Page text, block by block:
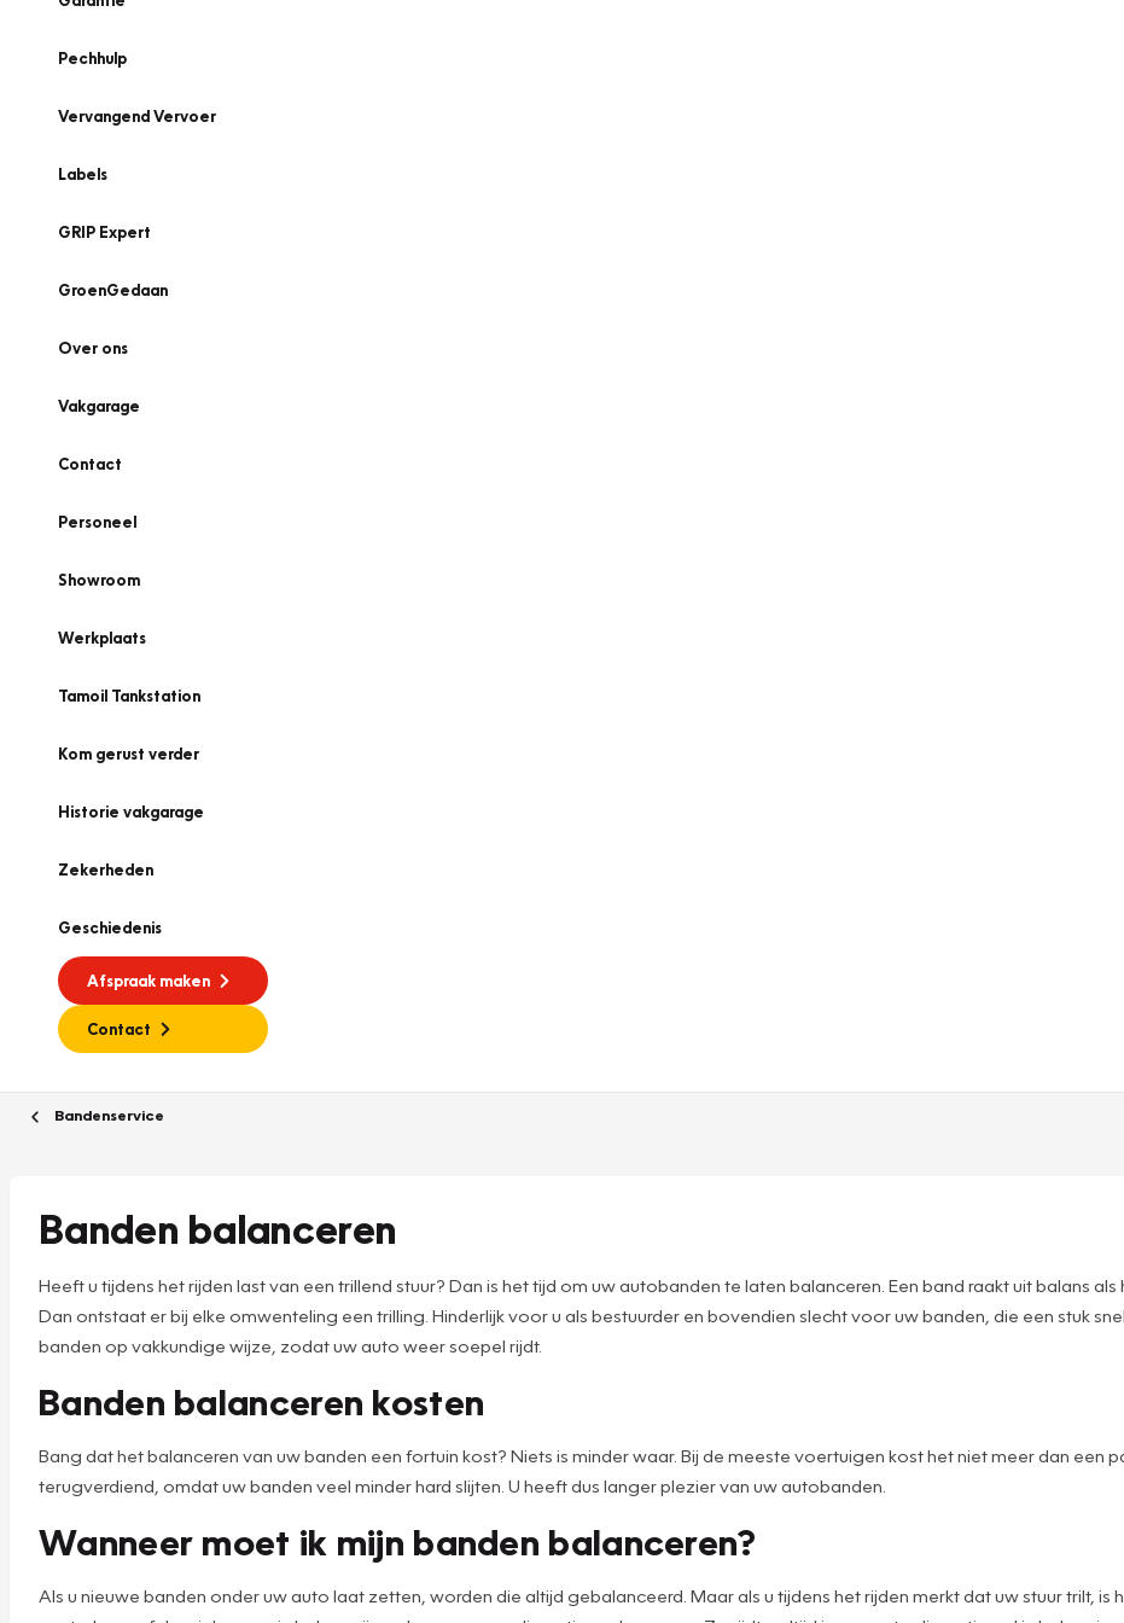
Pechhulp
Vervangend Vervoer
Labels
GRIP Expert
GroenGedaan
Over ons
Vakgarage
Contact
Personeel
Showroom
Werkplaats
Tamoil Tankstation
Kom gerust verder
Historie vakgarage
Zekerheden
Geschiedenis
Afspraak maken
Contact
Bandenservice
Banden balanceren
Heeft u tijdens het rijden last van een trillend stuur? Dan is het tijd om uw autobanden te laten balanceren. Een band raakt uit balans
Dan ontstaat er bij elke omwenteling een trilling. Hinderlijk voor u als bestuurder en bovendien slecht voor uw banden, die een stuk
banden op vakkundige wijze, zodat uw auto weer soepel rijdt.
Banden balanceren kosten
Bang dat het balanceren van uw banden een fortuin kost? Niets is minder waar. Bij de meeste voertuigen kost het niet meer dan een
terugverdiend, omdat uw banden veel minder hard slijten. U heeft dus langer plezier van uw autobanden.
Wanneer moet ik mijn banden balanceren?
Als u nieuwe banden onder uw auto laat zetten, worden die altijd gebalanceerd. Maar als u tijdens het rijden merkt dat uw stuur trilt, is